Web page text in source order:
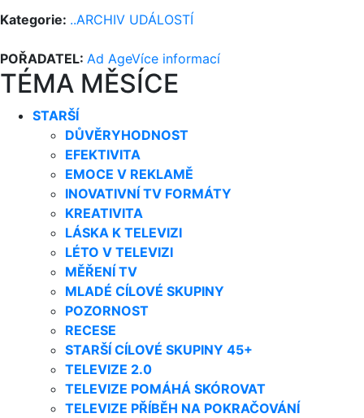
Kategorie: ..ARCHIV UDÁLOSTÍ
POŘADATEL: Ad AgeVíce informací
TÉMA MĚSÍCE
STARŠÍ
DŮVĚRYHODNOST
EFEKTIVITA
EMOCE V REKLAMĚ
INOVATIVNÍ TV FORMÁTY
KREATIVITA
LÁSKA K TELEVIZI
LÉTO V TELEVIZI
MĚŘENÍ TV
MLADÉ CÍLOVÉ SKUPINY
POZORNOST
RECESE
STARŠÍ CÍLOVÉ SKUPINY 45+
TELEVIZE 2.0
TELEVIZE POMÁHÁ SKÓROVAT
TELEVIZE PŘÍBĚH NA POKRAČOVÁNÍ